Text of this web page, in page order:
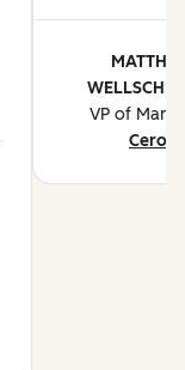
VP of
Ceros